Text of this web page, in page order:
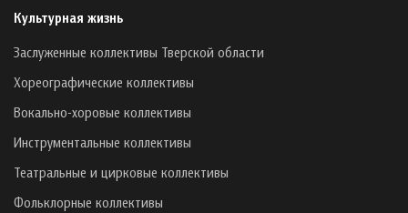
Культурная жизнь
Заслуженные коллективы Тверской области
Хореографические коллективы
Вокально-хоровые коллективы
Инструментальные коллективы
Театральные и цирковые коллективы
Фольклорные коллективы